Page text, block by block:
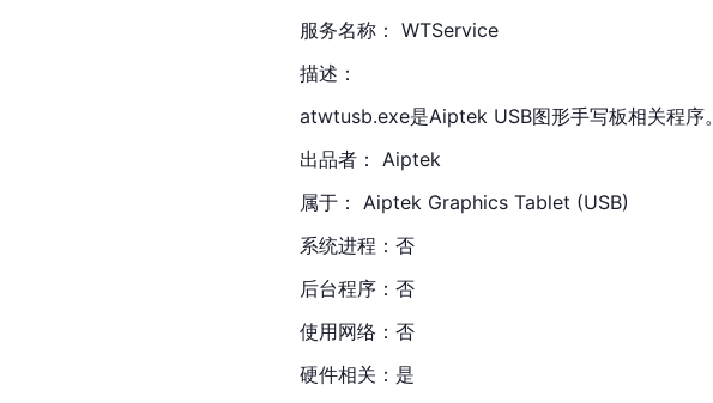
服务名称： WTService
描述：
atwtusb.exe是Aiptek USB图形手写板相关程序。
出品者： Aiptek
属于： Aiptek Graphics Tablet (USB)
系统进程：否
后台程序：否
使用网络：否
硬件相关：是